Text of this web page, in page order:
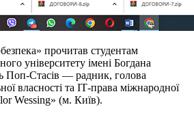
прочитав студентам
університету імені Богдана
Поп-Стасів — радник, голова
власності та ІТ-права міжнародної
Wessing» (м. Київ).